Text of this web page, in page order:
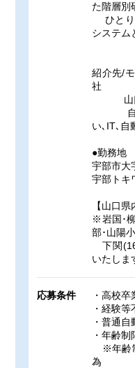
た階層別
ひとり
システム
紹介先/
社
山口
自動
い､IT､自
●勤務地
宇部市大
宇部トキ
【山口
※岩国･
部･山陽
下関
いたしま
応募条件
・高校卒
・経験等
・普通
・年齢
※年齢
為